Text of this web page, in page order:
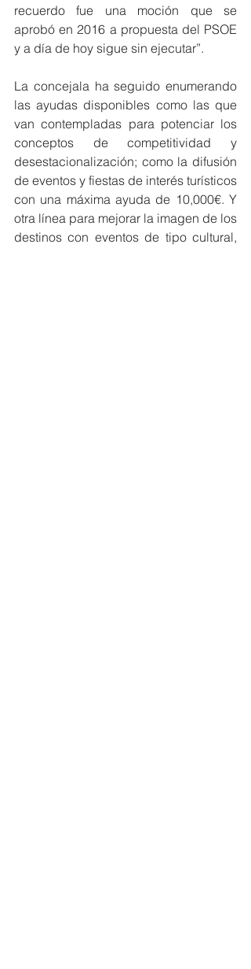
recuerdo fue una moción que se
aprobó en 2016 a propuesta del PSOE
y a día de hoy sigue sin ejecutar”.
La concejala ha seguido enumerando
las ayudas disponibles como las que
van contempladas para potenciar los
conceptos de competitividad y
desestacionalización; como la difusión
de eventos y fiestas de interés turísticos
con una máxima ayuda de 10,000€. Y
otra línea para mejorar la imagen de los
destinos con eventos de tipo cultural,